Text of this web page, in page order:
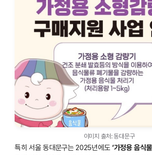
이미지 출처: 동대문구
특히 서울 동대문구는 2025년에도 ‘가정용 음식